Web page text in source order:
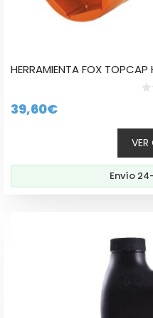
HERRAMIENTA FOX TOPCAP
39,60€
VER
Envío